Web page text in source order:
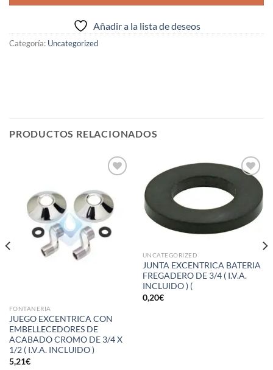
Añadir a la lista de deseos
Categoría: Uncategorized
PRODUCTOS RELACIONADOS
lista de
deseos
FONTANERIA
JUEGO EXCENTRICA CON
EMBELLECEDORES DE
ACABADO CROMO DE 3/4 X
1/2 ( I.V.A. INCLUIDO )
5,21€
deseos
UNCATEGORIZED
JUNTA EXCENTRICA BATERIA
FREGADERO DE 3/4 ( I.V.A.
INCLUIDO ) (
0,20€